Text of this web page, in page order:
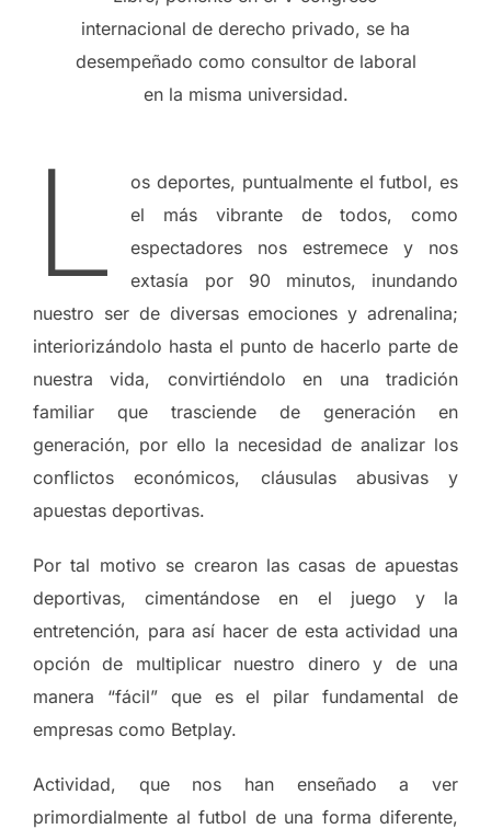
internacional de derecho privado, se ha
desempeñado como consultor de laboral
en la misma universidad.
L
os deportes, puntualmente el futbol, es
el más vibrante de todos, como
espectadores nos estremece y nos
extasía por 90 minutos, inundando
nuestro ser de diversas emociones y adrenalina;
interiorizándolo hasta el punto de hacerlo parte de
nuestra vida, convirtiéndolo en una tradición
familiar que trasciende de generación en
generación, por ello la necesidad de analizar los
conflictos económicos, cláusulas abusivas y
apuestas deportivas.
Por tal motivo se crearon las casas de apuestas
deportivas, cimentándose en el juego y la
entretención, para así hacer de esta actividad una
opción de multiplicar nuestro dinero y de una
manera “fácil” que es el pilar fundamental de
empresas como Betplay.
Actividad, que nos han enseñado a ver
primordialmente al futbol de una forma diferente,